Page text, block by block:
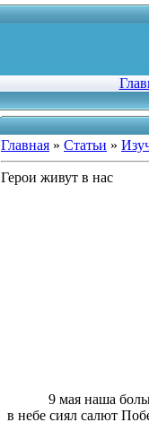
Главная » Статьи »
Герои живут в нас
9 мая наша
в небе сиял салют